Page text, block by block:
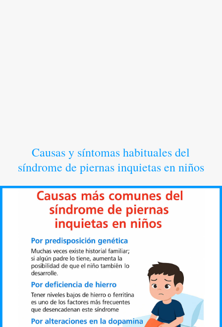
Causas y síntomas habituales del
síndrome de piernas inquietas en niños